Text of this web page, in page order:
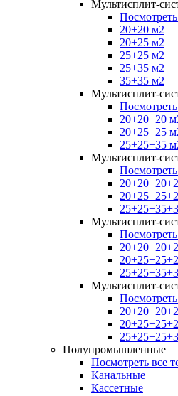
Мультисплит-
20+20 м2
20+25 м2
25+25 м2
25+35 м2
35+35 м2
Мультисплит-
20+20+20
20+25+25
25+25+35
Мультисплит-
Мультисплит-
Мультисплит-
Полупромышленные
Посмотреть все
Канальные
Кассетные